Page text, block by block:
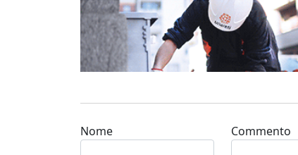
Nome Commento